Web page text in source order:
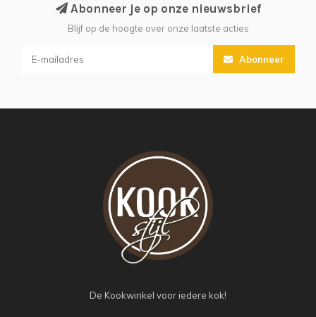
Abonneer je op onze nieuwsbrief
Blijf op de hoogte over onze laatste acties
Abonneer
De Kookwinkel voor iedere kok!